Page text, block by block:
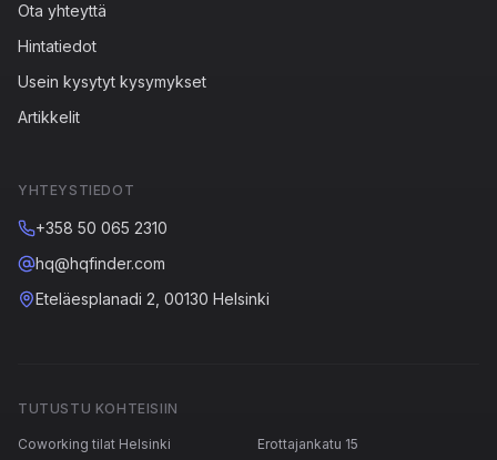
Ota yhteyttä
Hintatiedot
Usein kysytyt kysymykset
Artikkelit
YHTEYSTIEDOT
+358 50 065 2310
hq@hqfinder.com
Eteläesplanadi 2, 00130 Helsinki
TUTUSTU KOHTEISIIN
Coworking tilat Helsinki
Erottajankatu 15